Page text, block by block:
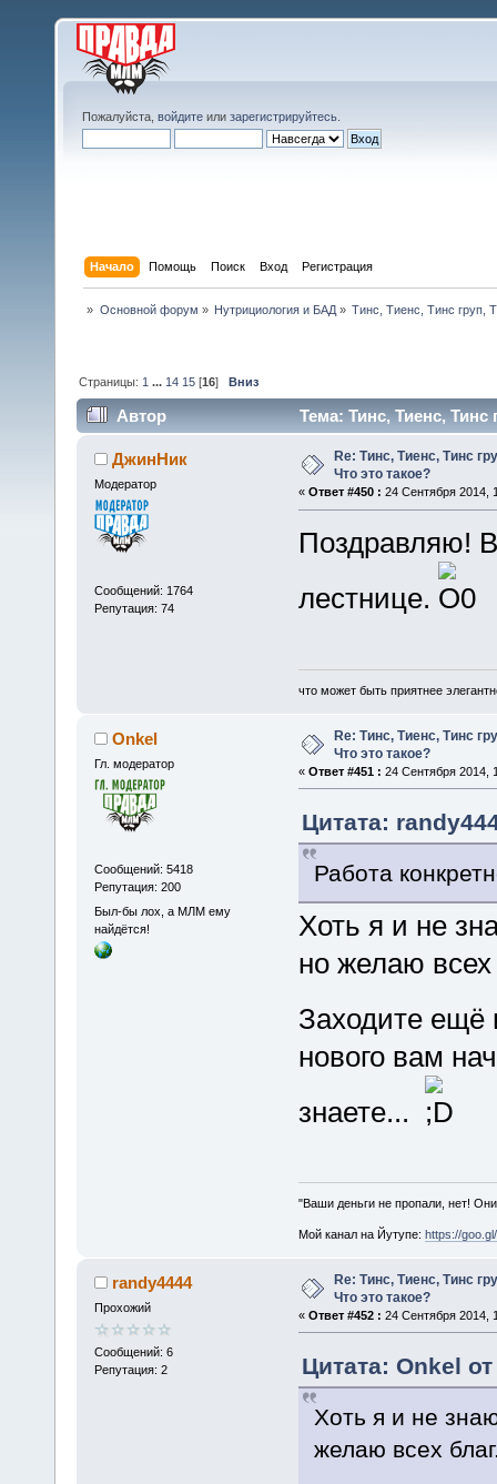
Пожалуйста, войдите или зарегистрируйтесь
Начало Помощь Поиск Вход Регистрация
» Основной форум » Нутрициология и БАД » Тинс, Тиенс, Тинс груп,
Страницы: 1 ... 14 15 [16]Вниз
Автор
Тема: Тинс, Тиенс, Тинс
раз)ДжинНик
Модератор
Сообщений: 1764
Репутация: 74
Re: Тинс, Тиенс, Тинс
Что это такое?
« Ответ #450 : 24 Сентября 2014,
Поздравляю!
лестнице.
что может быть приятнее
Onkel
Гл. модератор
Сообщений: 5418
Репутация: 200
Был-бы лох, а МЛМ ему
найдётся!
Re: Тинс, Тиенс, Тинс
Что это такое?
« Ответ #451 : 24 Сентября 2014,
Цитата:
Работа
Хоть я и не
но желаю всех
Заходите
нового вам
знаете...
"Ваши деньги не пропали, нет!
Мой канал на Йутупе: https://
randy4444
Прохожий
Сообщений: 6
Репутация: 2
Re: Тинс, Тиенс, Тинс
Что это такое?
« Ответ #452 : 24 Сентября 2014,
Цитата: Onkel
Хоть я и не
желаю всех